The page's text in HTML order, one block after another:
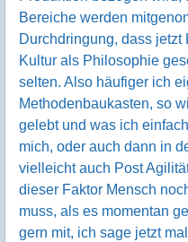
Bereiche werden
Durchdringung, dass
Kultur als Philosophie
selten. Also häufiger ich
Methodenbaukasten, so
gelebt und was ich
mich, oder auch dann in
vielleicht auch Post
dieser Faktor Mensch
muss, als es momentan
gern mit, ich sage jetzt